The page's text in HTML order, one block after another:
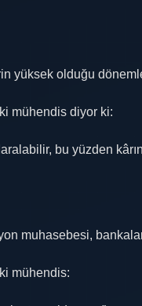
yüksek olduğu
mühendis diyor ki:
bu yüzden
muhasebesi,
mühendis: